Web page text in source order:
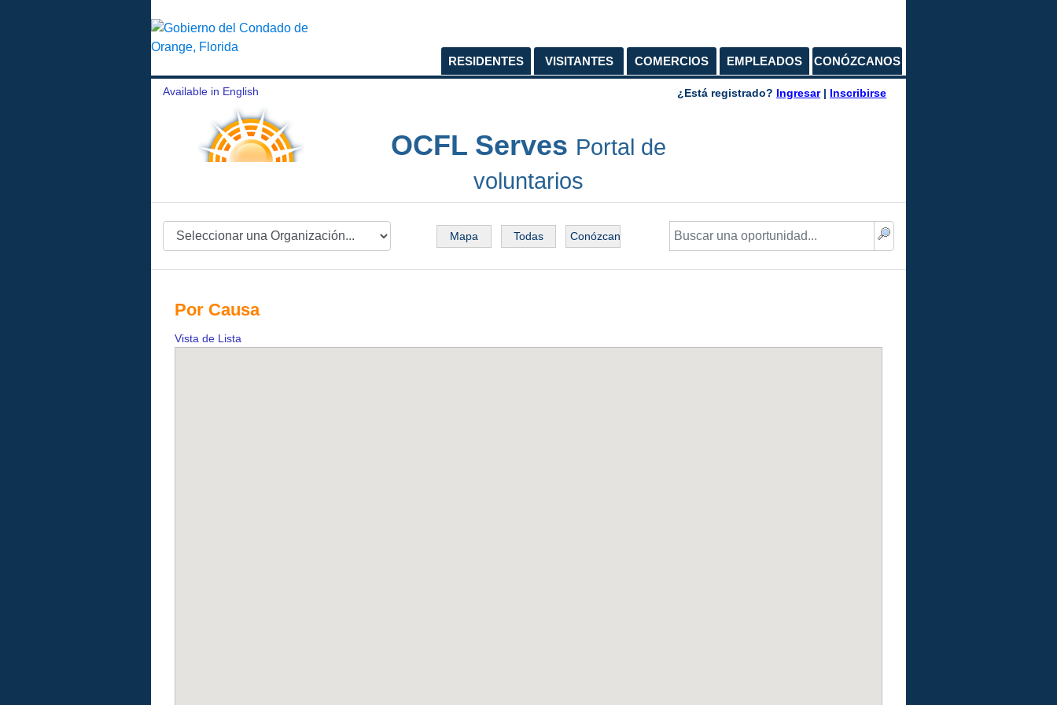
RESIDENTES VISITANTES COMERCIOS EMPLEADOS CONÓZCANOS
Available in English ¿Está registrado? Ingresar| Inscribirse
OCFL Serves Portal de
voluntarios
Por Causa
Vista de Lista